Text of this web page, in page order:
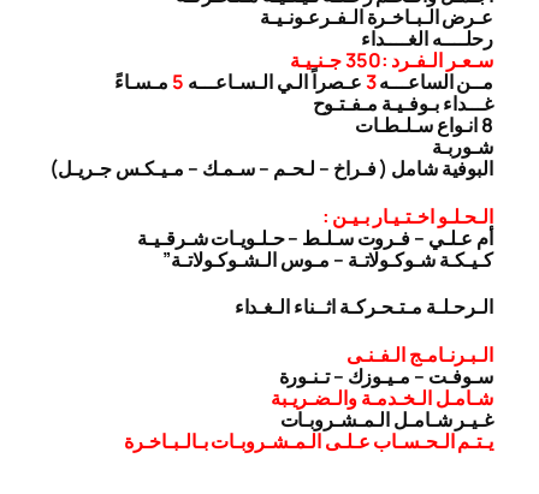
عـرض الـبـاخـرة الـفـرعـونـيـة
رحلــــه الغــــداء
سـعـر الـفـرد :350 جـنـيـة
مــن الساعـــه3عـصراً الـي الـسـاعـــه 5 مـسـاءً
غـــداء بـوفـيـة مـفـتـوح
8 انـواع سـلـطـات
شـوربـة
البوفية شامل ( فـراخ – لـحـم – سـمـك – مـيـكـس جـريـل)
الـحـلـو اخـتـيـار بـيـن :
أم عـلـي – فـروت سـلـط – حـلـويـات شـرقـيـة
كـيـكـة شـوكـولاتـة – مـوس الـشـوكـولاتـة”
الـرحـلـة مـتـحـركـة اثــناء الـغـداء
الـبـرنـامـج الـفـنـى
سـوفـت – مـيـوزك – تـنـورة
شـامـل الـخـدمـة والـضـريـبة
غـيـر شـامـل الـمـشـروبـات
يـتـم الـحـسـاب عـلـى الـمـشـروبـات بـالـبـاخـرة